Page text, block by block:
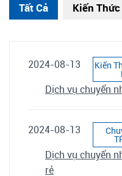
Tất Cả
2024-08-13 Kiến
Dịch vụ chuyển
2024-08-13
Dịch vụ chuyển
rẻ
Kiến